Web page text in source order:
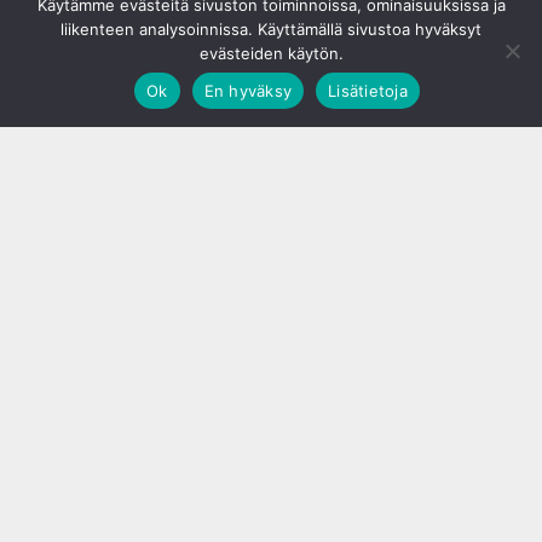
Käytämme evästeitä sivuston toiminnoissa, ominaisuuksissa ja
liikenteen analysoinnissa. Käyttämällä sivustoa hyväksyt
evästeiden käytön.
Ok
En hyväksy Lisätietoja